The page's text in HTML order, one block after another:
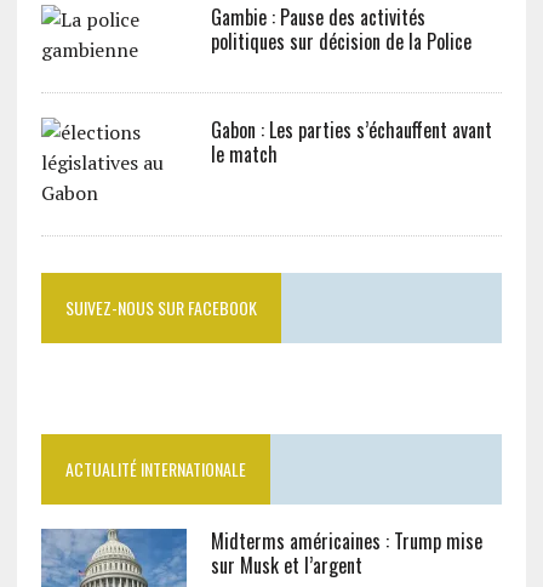
Gambie : Pause des activités
politiques sur décision de la Police
Gabon : Les parties s’échauffent avant
le match
SUIVEZ-NOUS SUR FACEBOOK
ACTUALITÉ INTERNATIONALE
Midterms américaines : Trump mise
sur Musk et l’argent